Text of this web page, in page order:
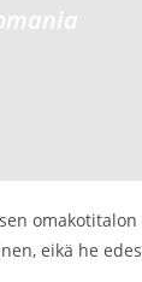
eikä he